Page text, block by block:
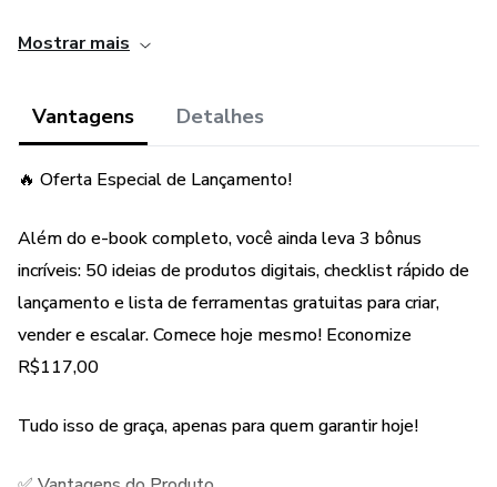
✅ Como usar plataformas gratuitas como Hotmart, Kiwify
✅ Como gerar sua primeira venda em até 10 dias com
em 2025
✅ Bônus especiais: 50 ideias de produtos + modelos
prontos para acelerar sua jornada
Você não precisa ter audiência ou ser um expert.
Você precisa começar com o que você tem.
Mostrar mais
Vantagens Detalhes
🔥 Oferta Especial de Lançamento!
Além do e-book completo, você ainda leva 3 bônus
incríveis: 50 ideias de produtos digitais, checklist rápido de
lançamento e lista de ferramentas gratuitas para criar,
vender e escalar. Comece hoje mesmo! Economize
R$117,00
Tudo isso de graça, apenas para quem garantir hoje!